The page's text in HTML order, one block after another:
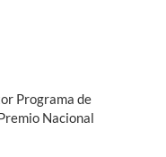
Programa de
Premio Nacional